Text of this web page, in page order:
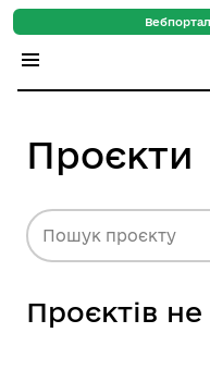
Індекс громад
Цифровий
База знань
Новини
Проєкти
Пошук проєкту
Проєктів